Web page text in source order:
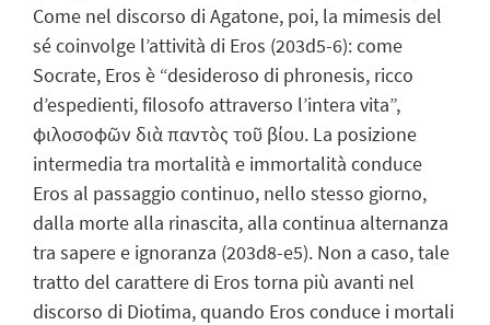
Come nel discorso di Agatone, poi, la mimesis del
sé coinvolge l’attività di Eros (203d5-6): come
Socrate, Eros è “desideroso di phronesis, ricco
d’espedienti, filosofo attraverso l’intera vita”,
φιλοσοφῶν διὰ παντὸς τοῦ βίου. La posizione
intermedia tra mortalità e immortalità conduce
Eros al passaggio continuo, nello stesso giorno,
dalla morte alla rinascita, alla continua alternanza
tra sapere e ignoranza (203d8-e5). Non a caso, tale
tratto del carattere di Eros torna più avanti nel
discorso di Diotima, quando Eros conduce i mortali